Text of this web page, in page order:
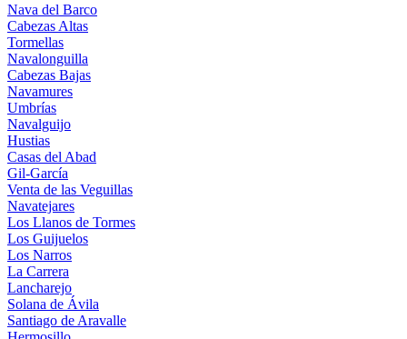
Nava del Barco
Cabezas Altas
Tormellas
Navalonguilla
Cabezas Bajas
Navamures
Umbrías
Navalguijo
Hustias
Casas del Abad
Gil-García
Venta de las Veguillas
Navatejares
Los Llanos de Tormes
Los Guijuelos
Los Narros
La Carrera
Lancharejo
Solana de Ávila
Santiago de Aravalle